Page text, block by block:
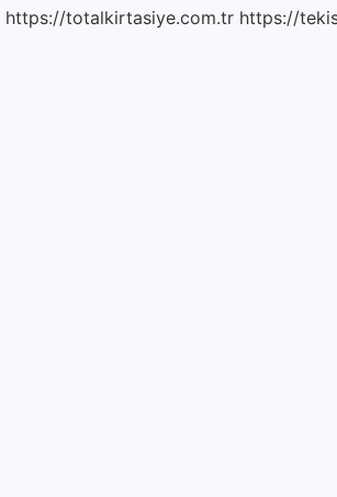
https://totalkirtasiye.com.tr https://